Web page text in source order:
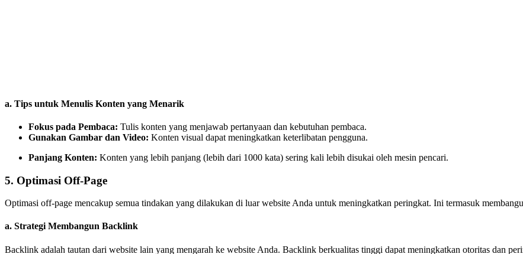
a. Tips untuk Menulis Konten yang Menarik
Fokus pada Pembaca: Tulis konten yang menjawab pertanyaan dan kebutuhan pembaca.
Gunakan Gambar dan Video: Konten visual dapat meningkatkan keterlibatan pengguna.
Panjang Konten: Konten yang lebih panjang (lebih dari 1000 kata) sering kali lebih disukai oleh mesin pencari.
5. Optimasi Off-Page
Optimasi off-page mencakup semua tindakan yang dilakukan di luar website Anda untuk meningkatkan peringkat. Ini termasuk
a. Strategi Membangun Backlink
Backlink adalah tautan dari website lain yang mengarah ke website Anda. Backlink berkualitas tinggi dapat meningkatkan otoritas dan